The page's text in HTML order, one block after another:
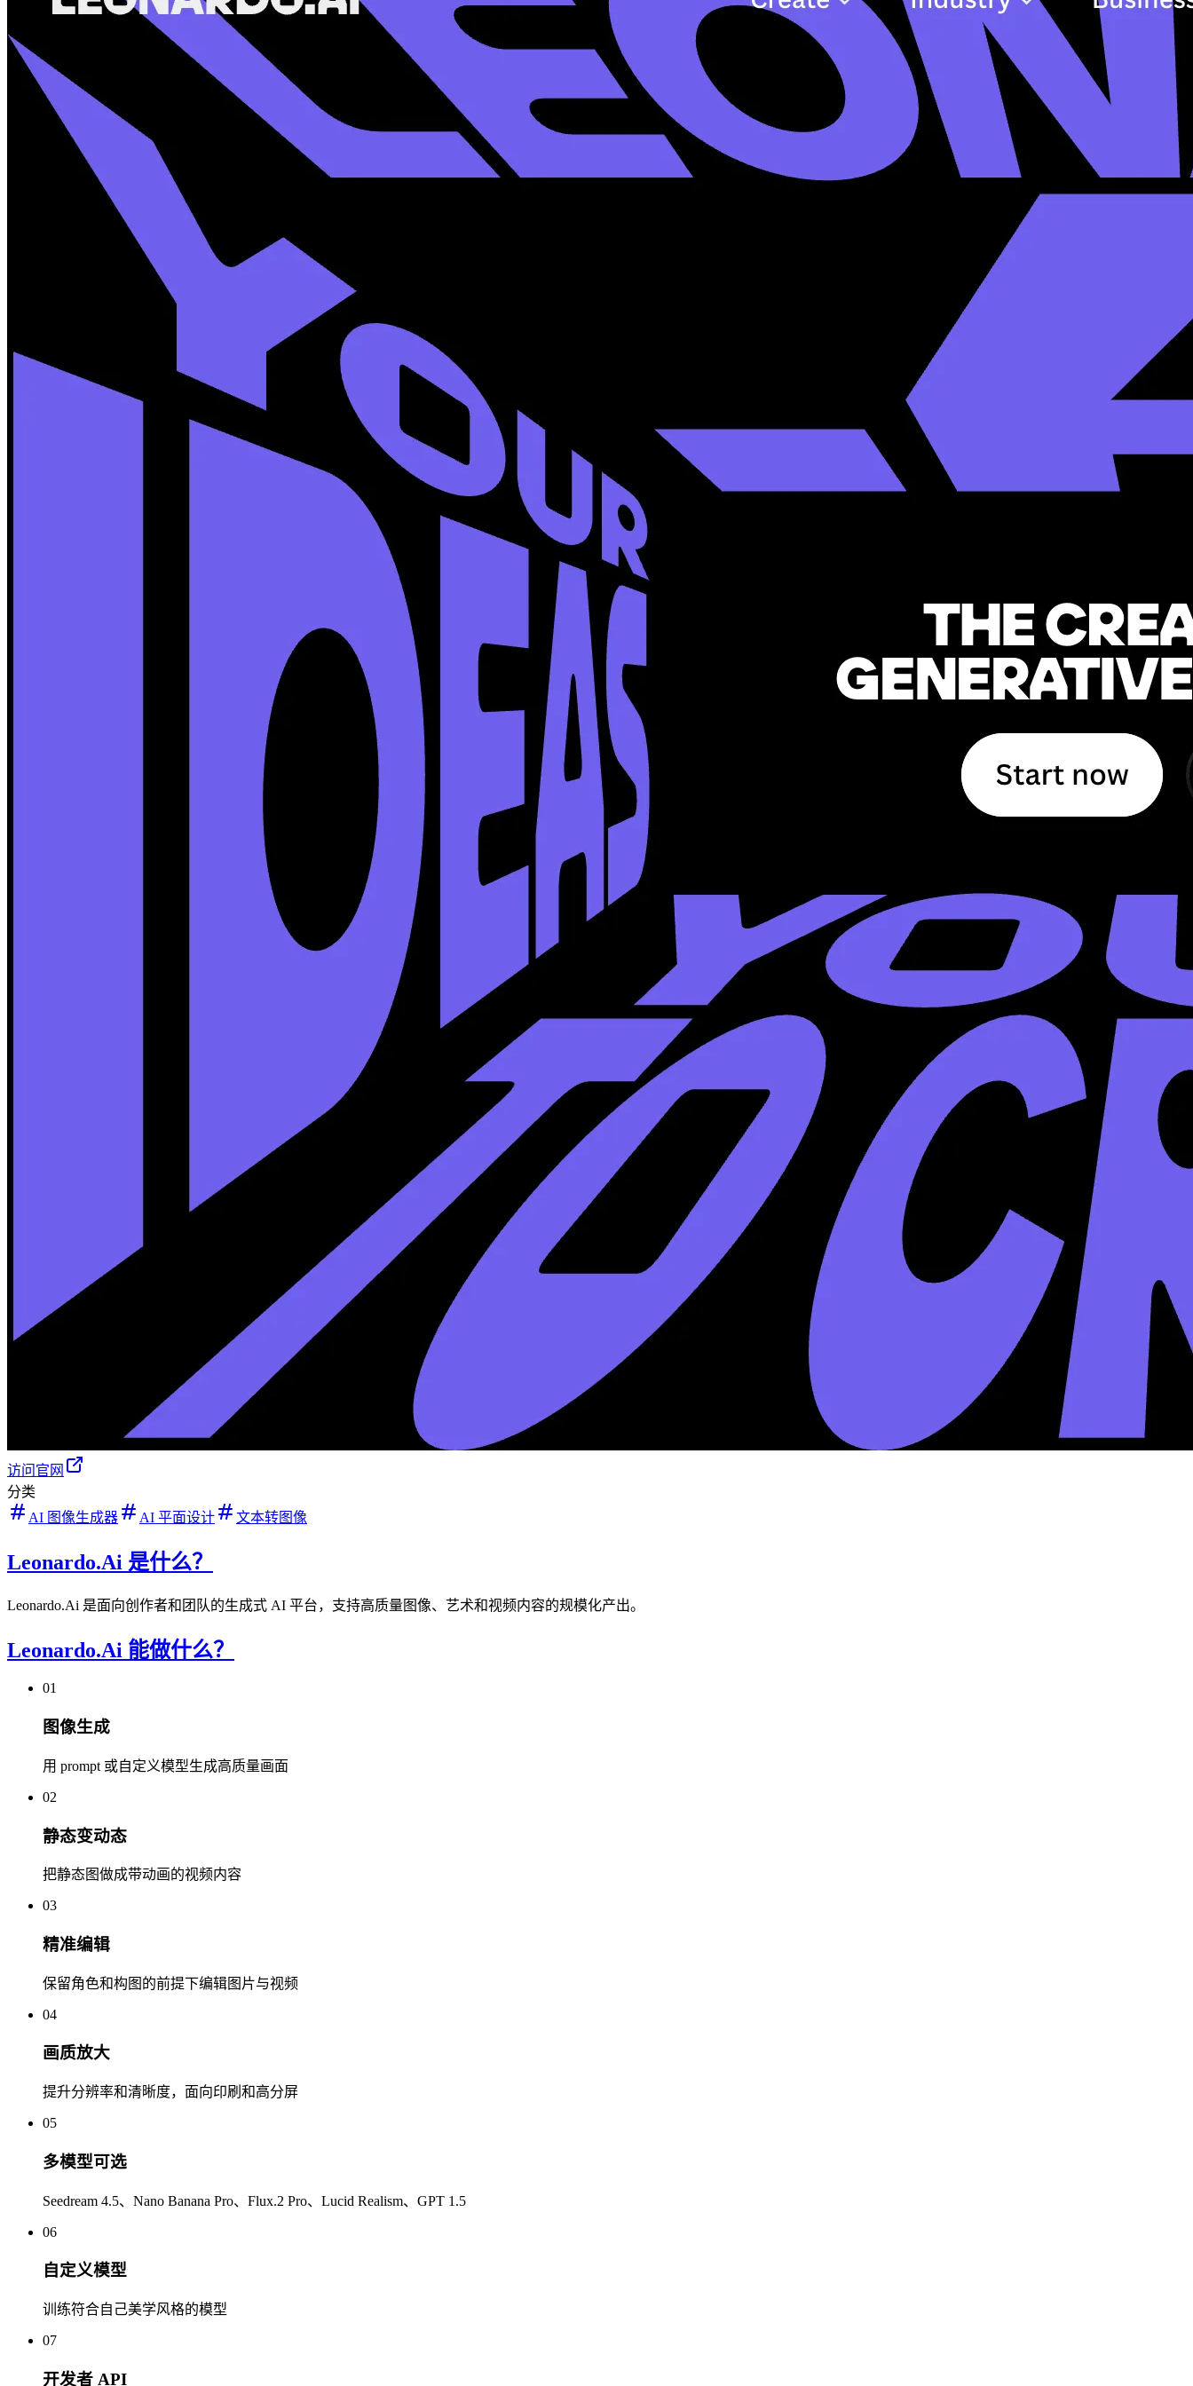
访问官网
分类
AI 图像生成器
AI 平面设计 文本转图像
Leonardo.Ai 是什么？
Leonardo.Ai 是面向创作者和团队的生成式 AI 平台，支持高质量图像、艺术和视频内容的规模化产出。
Leonardo.Ai 能做什么？
01
图像生成
用 prompt 或自定义模型生成高质量画面
02
静态变动态
把静态图做成带动画的视频内容
03
精准编辑
保留角色和构图的前提下编辑图片与视频
04
画质放大
提升分辨率和清晰度，面向印刷和高分屏
05
多模型可选
Seedream 4.5、Nano Banana Pro、Flux.2 Pro、Lucid Realism、GPT 1.5
06
自定义模型
训练符合自己美学风格的模型
07
开发者 API